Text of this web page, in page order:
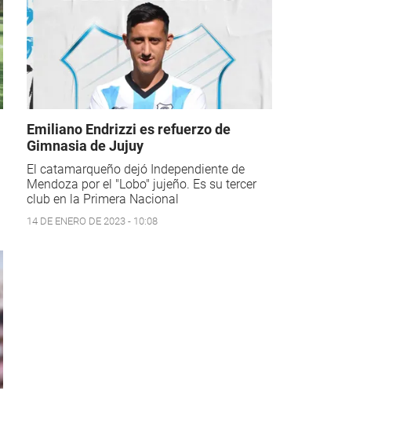
Emiliano Endrizzi es refuerzo de
Gimnasia de Jujuy
El catamarqueño dejó Independiente de
Mendoza por el "Lobo" jujeño. Es su tercer
club en la Primera Nacional
14 DE ENERO DE 2023 - 10:08